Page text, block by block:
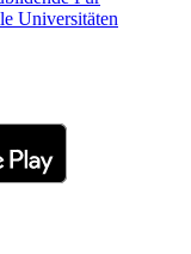
Universitäten